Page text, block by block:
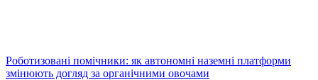
Роботизовані помічники: як автономні наземні платформи
змінюють догляд за органічними овочами